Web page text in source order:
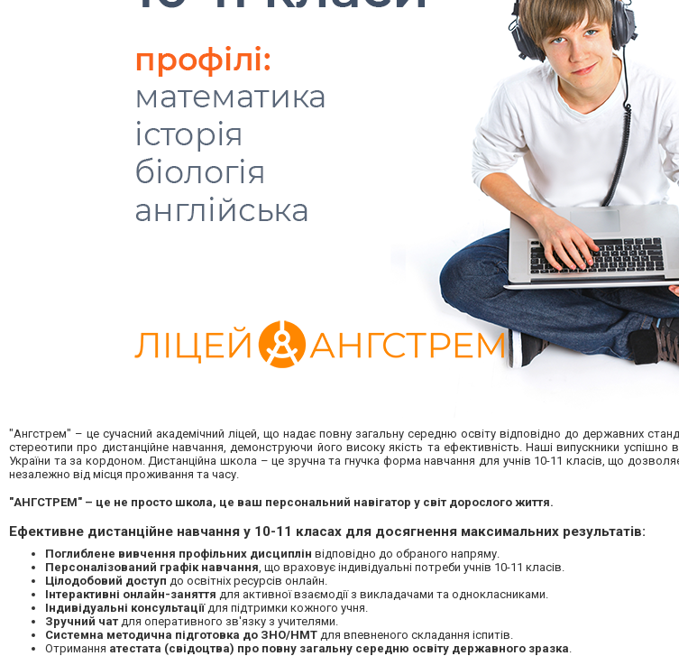
"Ангстрем" – це сучасний академічний ліцей, що надає повну загальну середню освіту відповідно до державних
стереотипи про дистанційне навчання, демонструючи його високу якість та ефективність. Наші випускники успішно
України та за кордоном. Дистанційна школа – це зручна та гнучка форма навчання для учнів 10-11 класів, що
незалежно від місця проживання та часу.
"АНГСТРЕМ" – це не просто школа, це ваш персональний навігатор у світ дорослого життя.
Ефективне дистанційне навчання у 10-11 класах для досягнення максимальних результатів:
Поглиблене вивчення профільних дисциплін відповідно до обраного напряму.
Персоналізований графік навчання , що враховує індивідуальні потреби учнів 10-11 класів.
Цілодобовий доступ до освітніх ресурсів онлайн.
Інтерактивні онлайн-заняття для активної взаємодії з викладачами та однокласниками.
Індивідуальні консультаціїдля підтримки кожного учня.
Зручний чат для оперативного зв'язку з учителями.
Системна методична підготовка до ЗНО/НМТ для впевненого складання іспитів.
Отримання атестата (свідоцтва) про повну загальну середню освіту державного зразка